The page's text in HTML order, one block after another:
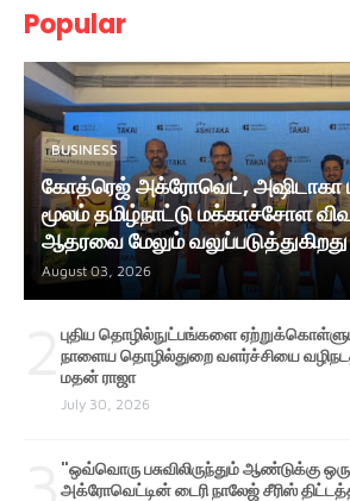
Popular
BUSINESS
கோத்ரெஜ் அக்ரோவெட், அஷிடாகா
மூலம் தமிழ்நாட்டு மக்காச்சோள
ஆதரவை மேலும் வலுப்படுத்துகிறது
August 03, 2026
புதிய தொழில்நுட்பங்களை
நாளைய தொழில்துறை வளர்ச்சியை
மதன் ராஜா
July 30, 2026
"ஒவ்வொரு பசுவிலிருந்தும் ஆண்டுக்கு
அக்ரோவெட்டின் டைரி நாலேஜ் சீரிஸ்